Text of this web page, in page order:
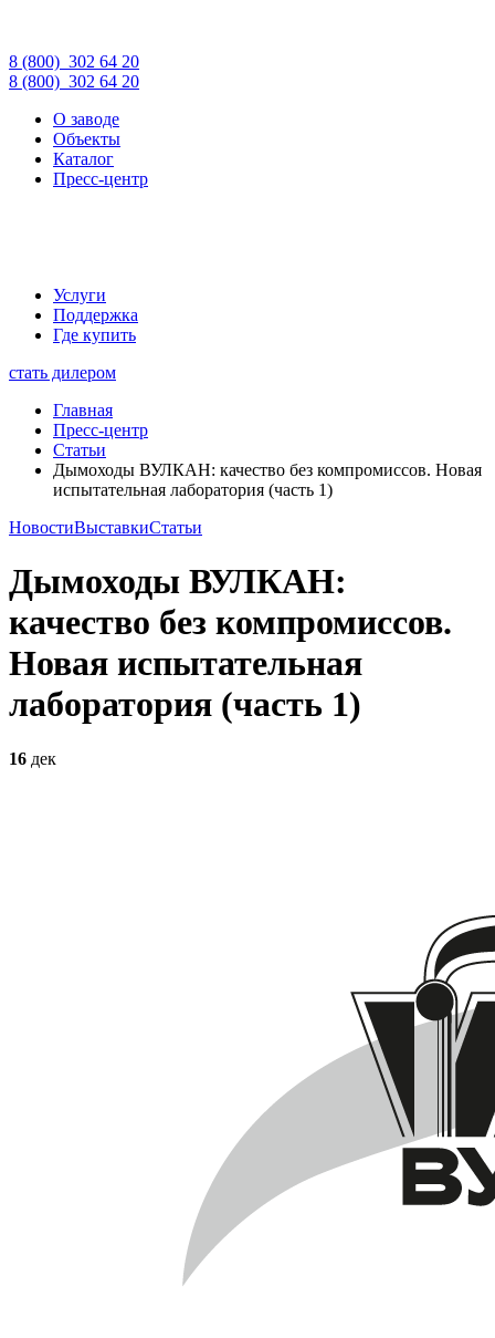
8 (800) 302 64 20
8 (800) 302 64 20
О заводе
Объекты
Каталог
Пресс-центр
Услуги
Поддержка
Где купить
стать дилером
Главная
Пресс-центр
Статьи
Дымоходы ВУЛКАН: качество без компромиссов. Новая
испытательная лаборатория (часть 1)
НовостиВыставкиСтатьи
Дымоходы ВУЛКАН:
качество без компромиссов.
Новая испытательная
лаборатория (часть 1)
16 дек